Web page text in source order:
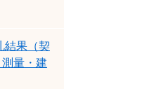
結果（契
量・建